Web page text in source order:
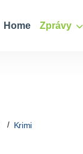
Home Zprávy
Krimi